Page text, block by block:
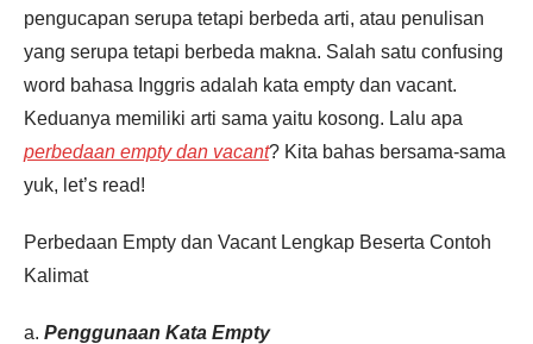
pengucapan serupa tetapi berbeda arti, atau penulisan
yang serupa tetapi berbeda makna. Salah satu confusing
word bahasa Inggris adalah kata empty dan vacant.
Keduanya memiliki arti sama yaitu kosong. Lalu apa
perbedaan empty dan vacant? Kita bahas bersama-sama
yuk, let’s read!
Perbedaan Empty dan Vacant Lengkap Beserta Contoh
Kalimat
a. Penggunaan Kata Empty